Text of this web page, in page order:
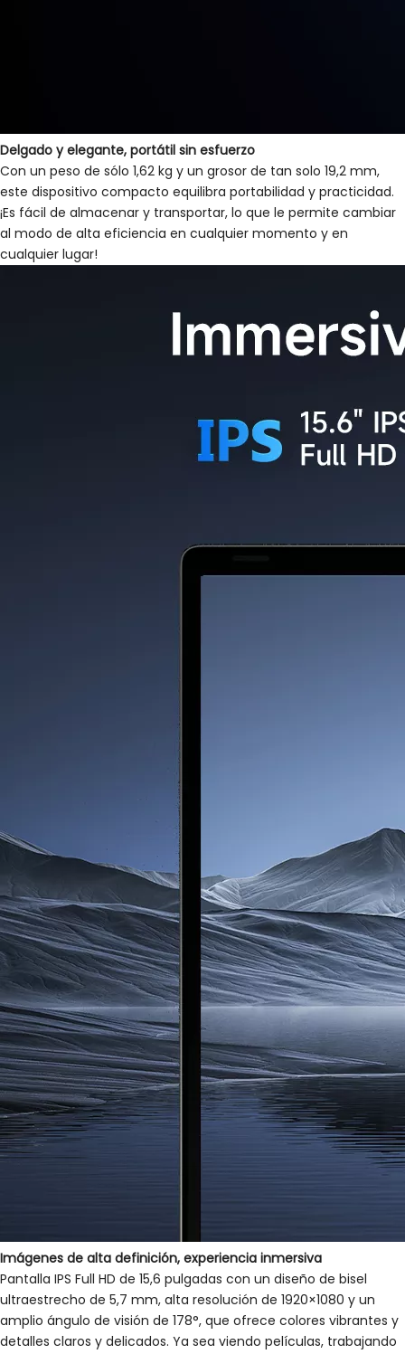
Delgado y elegante, portátil sin esfuerzo
Con un peso de sólo 1,62 kg y un grosor de tan solo 19,2 mm,
este dispositivo compacto equilibra portabilidad y practicidad.
¡Es fácil de almacenar y transportar, lo que le permite cambiar
al modo de alta eficiencia en cualquier momento y en
cualquier lugar!
Imágenes de alta definición, experiencia inmersiva
Pantalla IPS Full HD de 15,6 pulgadas con un diseño de bisel
ultraestrecho de 5,7 mm, alta resolución de 1920×1080 y un
amplio ángulo de visión de 178°, que ofrece colores vibrantes y
detalles claros y delicados. Ya sea viendo películas, trabajando